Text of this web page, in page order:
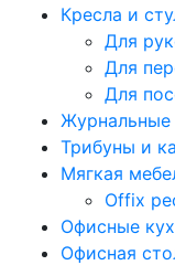
Кресла и
Для
Для
Для
Журнальные
Трибуны и
Мягкая
Offix
Офисные
Офисная